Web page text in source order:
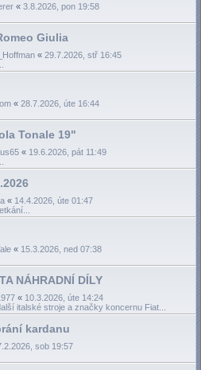
« 3.8.2026, pon 19:58
Giulia
« 29.7.2026, stř 16:45
« 28.7.2026, úte 16:44
Tonale 19"
« 19.6.2026, pát 11:49
« 14.4.2026, úte 01:47
« 15.3.2026, ned 07:38
NÁHRADNÍ DÍLY
« 10.3.2026, úte 14:24
italské stroje a značky koncernu Fiat...
kardanu
sob 19:57